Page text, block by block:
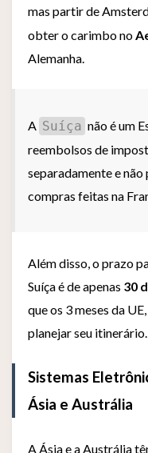
mas partir de
obter o carimbo no
Alemanha.
A Suíça não é um
reembolsos de
separadamente e
compras feitas na
Além disso, o prazo
Suíça é de apenas 30
que os 3 meses da
planejar seu itinerário.
Sistemas
Ásia e Austrália
A Ásia e a Austrália